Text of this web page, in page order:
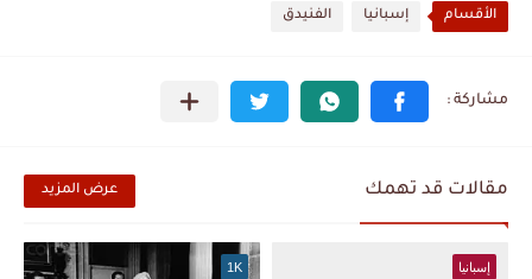
الأقسام إسبانيا الفنيدق
مقالات قد تهمك عرض المزيد
إسبانيا 1K